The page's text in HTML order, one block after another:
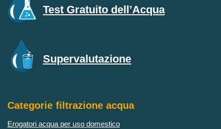
Test Gratuito dell’Acqua
Supervalutazione
Categorie filtrazione acqua
Erogatori acqua per uso domestico